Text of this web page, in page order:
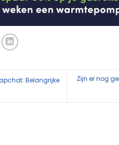
Belangrijke
Zijn er nog